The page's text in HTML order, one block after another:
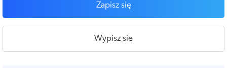
Zapisz się
Wypisz się